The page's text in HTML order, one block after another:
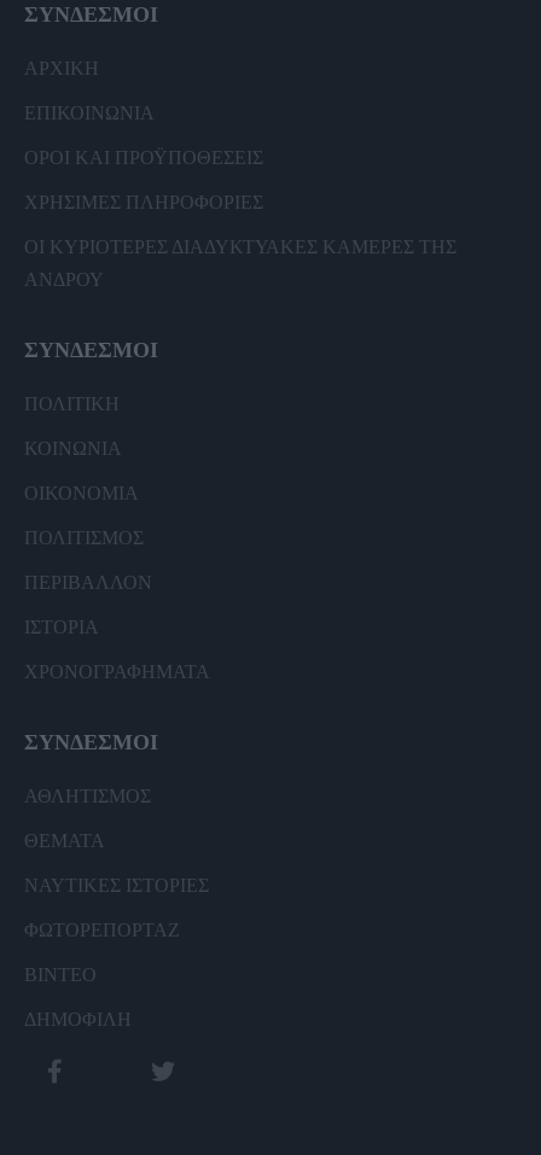
ΣΥΝΔΕΣΜΟΙ
ΑΡΧΙΚΗ
ΕΠΙΚΟΙΝΩΝΙΑ
ΟΡΟΙ ΚΑΙ ΠΡΟΫΠΟΘΕΣΕΙΣ
ΧΡΗΣΙΜΕΣ ΠΛΗΡΟΦΟΡΙΕΣ
ΟΙ ΚΥΡΙΟΤΕΡΕΣ ΔΙΑΔΥΚΤΥΑΚΕΣ ΚΑΜΕΡΕΣ ΤΗΣ
ΑΝΔΡΟΥ
ΣΥΝΔΕΣΜΟΙ
ΠΟΛΙΤΙΚΗ
ΚΟΙΝΩΝΙΑ
ΟΙΚΟΝΟΜΙΑ
ΠΟΛΙΤΙΣΜΟΣ
ΠΕΡΙΒΑΛΛΟΝ
ΙΣΤΟΡΙΑ
ΧΡΟΝΟΓΡΑΦΗΜΑΤΑ
ΣΥΝΔΕΣΜΟΙ
ΑΘΛΗΤΙΣΜΟΣ
ΘΕΜΑΤΑ
ΝΑΥΤΙΚΕΣ ΙΣΤΟΡΙΕΣ
ΦΩΤΟΡΕΠΟΡΤΑΖ
ΒΙΝΤΕΟ
ΔΗΜΟΦΙΛΗ